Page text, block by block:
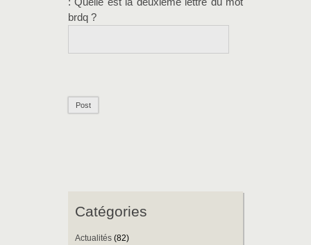
brdq ?
Catégories
Actualités (82)